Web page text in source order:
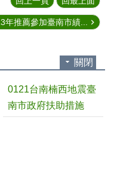
年推薦參加臺南市績...
關閉
0121台南楠西地震臺
南市政府扶助措施